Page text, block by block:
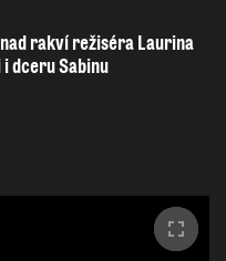
rakví režiséra Laurina
dceru Sabinu